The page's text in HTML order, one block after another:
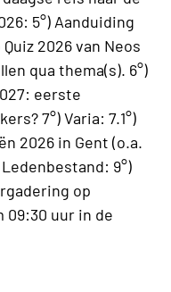
5°) Aanduiding
2026 van Neos
qua thema(s). 6°)
eerste
7°) Varia: 7.1°)
2026 in Gent (o.a.
9°)
op
09:30 uur in de